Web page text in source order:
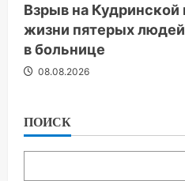
Взрыв на
жизни пятерых
в больнице
08.08.2026
ПОИСК